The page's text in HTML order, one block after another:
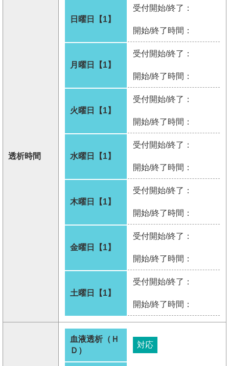
透析時間
日曜日【1】
受付開始/終了：
開始/終了時間：
月曜日【1】
受付開始/終了：
開始/終了時間：
火曜日【1】
受付開始/終了：
開始/終了時間：
水曜日【1】
受付開始/終了：
開始/終了時間：
木曜日【1】
受付開始/終了：
開始/終了時間：
金曜日【1】
受付開始/終了：
開始/終了時間：
土曜日【1】
受付開始/終了：
開始/終了時間：
血液透析（Ｈ
Ｄ）
対応